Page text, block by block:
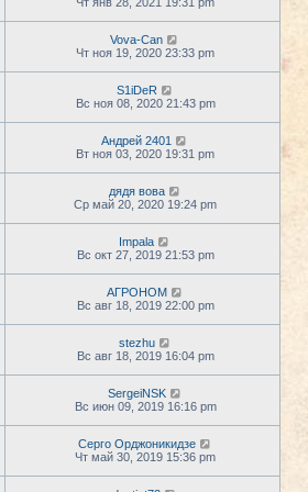
Vova-Can
Чт ноя 19, 2020 23:33 pm
S1iDeR
Вс ноя 08, 2020 21:43 pm
Андрей 2401
Вт ноя 03, 2020 19:31 pm
дядя вова
Ср май 20, 2020 19:24 pm
Impala
Вс окт 27, 2019 21:53 pm
АГРОНОМ
Вс авг 18, 2019 22:00 pm
stezhu
Вс авг 18, 2019 16:04 pm
SergeiNSK
Вс июн 09, 2019 16:16 pm
Серго Орджоникидзе
Чт май 30, 2019 15:36 pm